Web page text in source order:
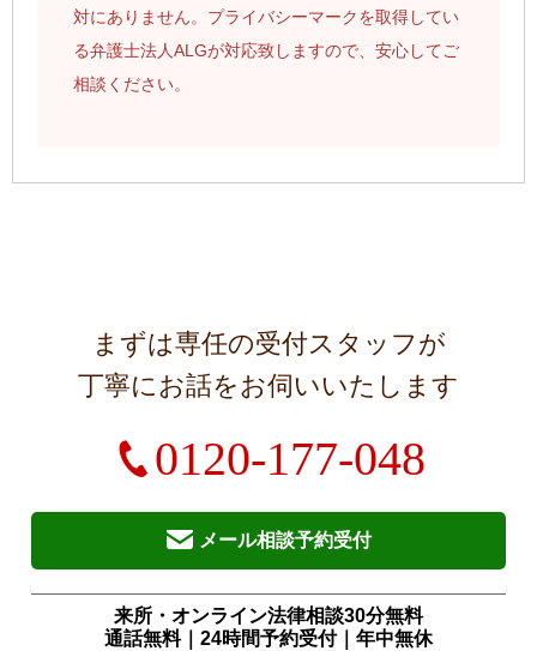
対にありません。プライバシーマークを取得してい
る弁護士法人ALGが対応致しますので、安心してご
相談ください。
まずは専任の受付スタッフが
丁寧にお話をお伺いいたします
0120-177-048
メール相談予約受付
来所・オンライン法律相談30分無料
通話無料｜24時間予約受付｜ 年中無休